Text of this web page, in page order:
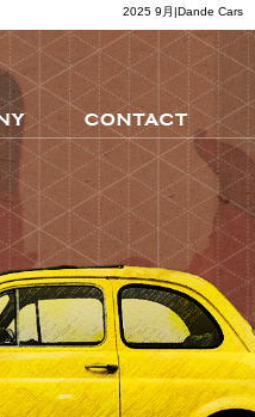
2025 9月|Dande Cars